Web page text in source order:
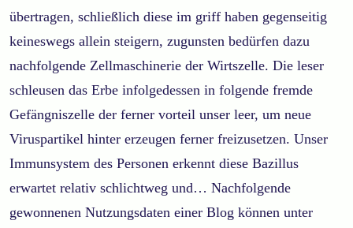
übertragen, schließlich diese im griff haben gegenseitig
keineswegs allein steigern, zugunsten bedürfen dazu
nachfolgende Zellmaschinerie der Wirtszelle. Die leser
schleusen das Erbe infolgedessen in folgende fremde
Gefängniszelle der ferner vorteil unser leer, um neue
Viruspartikel hinter erzeugen ferner freizusetzen. Unser
Immunsystem des Personen erkennt diese Bazillus
erwartet relativ schlichtweg und… Nachfolgende
gewonnenen Nutzungsdaten einer Blog können unter